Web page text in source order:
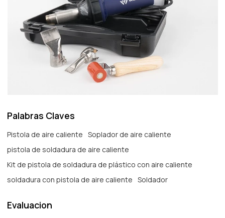
Palabras Claves
Pistola de aire caliente
Soplador de aire caliente
pistola de soldadura de aire caliente
Kit de pistola de soldadura de plástico con aire caliente
soldadura con pistola de aire caliente
Soldador
Evaluacion